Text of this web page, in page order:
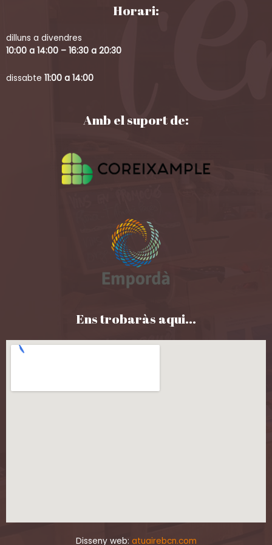
Horari:
dilluns a divendres
10:00 a 14:00 – 16:30 a 20:30
dissabte 11:00 a 14:00
Amb el suport de:
Ens trobaràs aqui...
Disseny web: atuairebcn.com